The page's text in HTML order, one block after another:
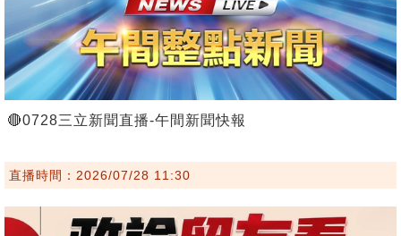
🔴0728三立新聞直播-午間新聞快報
直播時間：2026/07/28 11:30